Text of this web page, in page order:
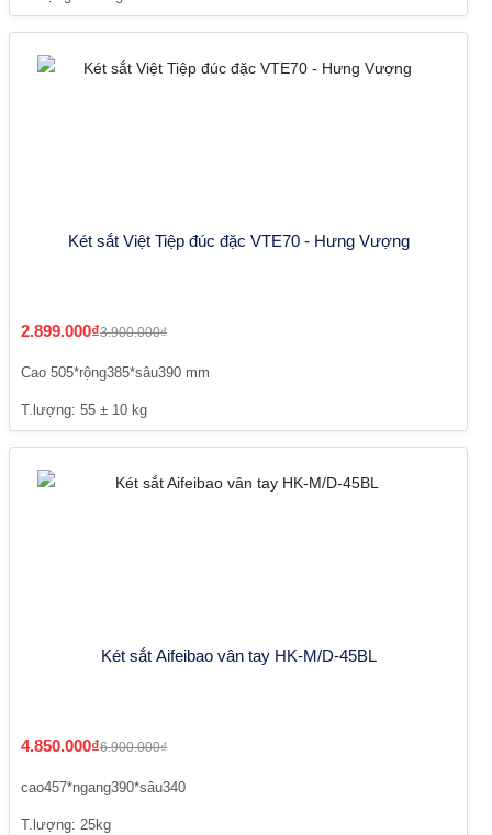
Két sắt Việt Tiệp đúc đặc VTE70 - Hưng Vượng
2.899.000₫3.900.000₫
Cao 505*rộng385*sâu390 mm
T.lượng: 55 ± 10 kg
Két sắt Aifeibao vân tay HK-M/D-45BL
4.850.000₫6.900.000₫
cao457*ngang390*sâu340
T.lượng: 25kg